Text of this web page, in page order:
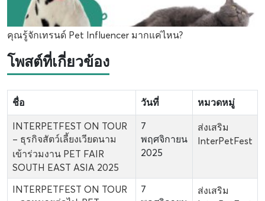
คุณรู้จักเทรนด์ Pet Influencer มากแค่ไหน?
โพสต์ที่เกี่ยวข้อง
ชื่อ วันที่
หมวดหมู่
INTERPETFEST ON TOUR
– ธุรกิจสัตว์เลี้ยงเวียดนาม
เข้าร่วมงาน PET FAIR
SOUTH EAST ASIA 2025
7
พฤศจิกายน
2025
ส่งเสริม
InterPetFest
INTERPETFEST ON TOUR
7
ส่งเสริม